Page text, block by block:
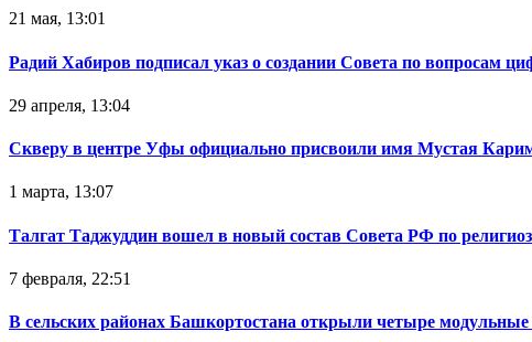
21 мая, 13:01
Радий Хабиров подписал указ о создании Совета по вопросам
29 апреля, 13:04
Скверу в центре Уфы официально присвоили имя Мустая
1 марта, 13:07
Талгат Таджуддин вошел в новый состав Совета РФ по
7 февраля, 22:51
В сельских районах Башкортостана открыли четыре модульные